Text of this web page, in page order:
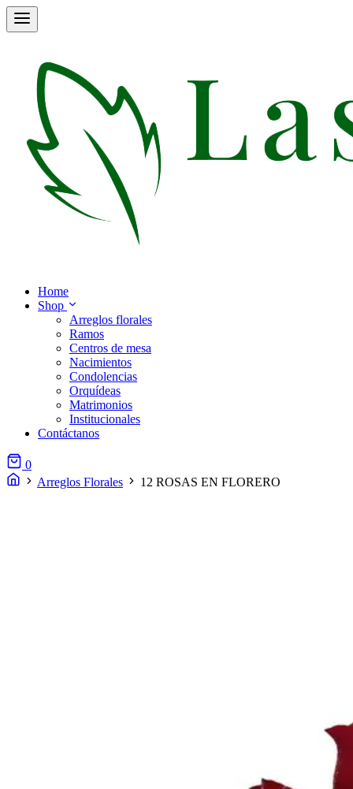
Home
Shop
Arreglos florales
Ramos
Centros de mesa
Nacimientos
Condolencias
Orquídeas
Matrimonios
Institucionales
Contáctanos
0
Arreglos Florales
12 ROSAS EN FLORERO